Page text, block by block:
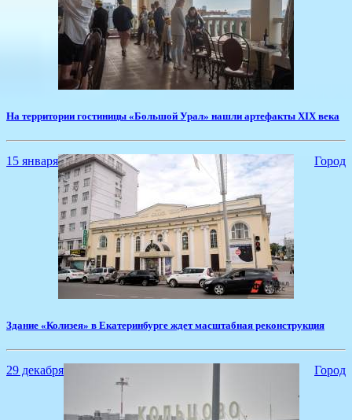
​На территории гостиницы «Большой Урал» нашли артефакты XIX века
15 января Город
Здание «Колизея» в Екатеринбурге ждет масштабная реконструкция
29 декабря Город